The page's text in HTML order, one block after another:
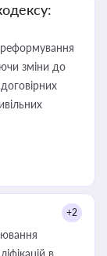
зміни до
+2
в